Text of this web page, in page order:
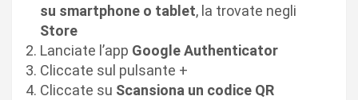
su smartphone o tablet, la trovate negli
Store
Lanciate l’app Google Authenticator
Cliccate sul pulsante +
Cliccate su Scansiona un codice QR